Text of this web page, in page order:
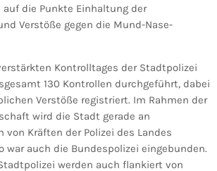
die Punkte Einhaltung der
Verstöße gegen die Mund-Nase-
Kontrolltages der Stadtpolizei
130 Kontrollen durchgeführt, dabei
Verstöße registriert. Im Rahmen der
wird die Stadt gerade an
von Kräften der Polizei des Landes
war auch die Bundespolizei eingebunden.
werden auch flankiert von